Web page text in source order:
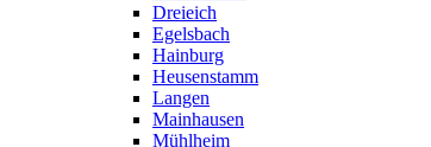
Dreieich
Egelsbach
Hainburg
Heusenstamm
Langen
Mainhausen
Mühlheim